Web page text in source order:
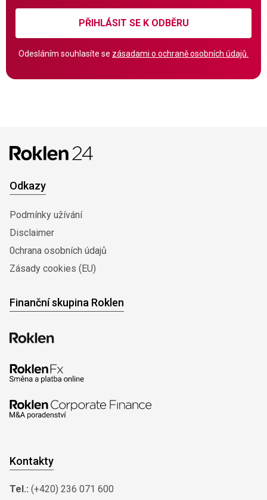
PŘIHLÁSIT SE K ODBĚRU
Odesláním souhlasíte se zásadami o ochraně osobních údajů.
Odkazy
Podmínky užívání
Disclaimer
0chrana osobních údajů
Zásady cookies (EU)
Finanční skupina Roklen
Kontakty
Tel.: (+420) 236 071 600